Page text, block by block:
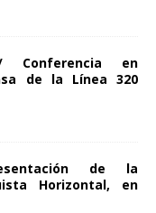
Conferencia en
de la Línea 320
de la
Horizontal, en